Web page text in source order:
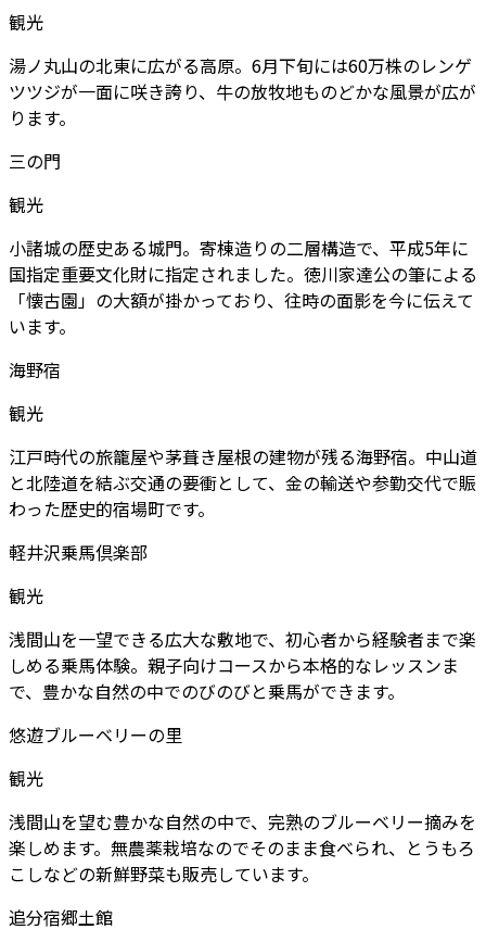
観光
湯ノ丸山の北東に広がる高原。6月下旬には60万株のレンゲ
ツツジが一面に咲き誇り、牛の放牧地ものどかな風景が広が
ります。
三の門
観光
小諸城の歴史ある城門。寄棟造りの二層構造で、平成5年に
国指定重要文化財に指定されました。徳川家達公の筆による
「懐古園」の大額が掛かっており、往時の面影を今に伝えて
います。
海野宿
観光
江戸時代の旅籠屋や茅葺き屋根の建物が残る海野宿。中山道
と北陸道を結ぶ交通の要衝として、金の輸送や参勤交代で賑
わった歴史的宿場町です。
軽井沢乗馬倶楽部
観光
浅間山を一望できる広大な敷地で、初心者から経験者まで楽
しめる乗馬体験。親子向けコースから本格的なレッスンま
で、豊かな自然の中でのびのびと乗馬ができます。
悠遊ブルーベリーの里
観光
浅間山を望む豊かな自然の中で、完熟のブルーベリー摘みを
楽しめます。無農薬栽培なのでそのまま食べられ、とうもろ
こしなどの新鮮野菜も販売しています。
追分宿郷土館